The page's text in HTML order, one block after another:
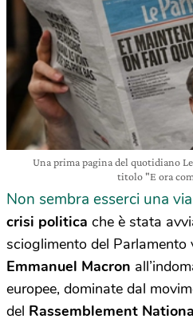
Una prima pagina del quotidiano
titolo "E ora
Non sembra esserci una
crisi politica che è stata
scioglimento del Parlamento
Emmanuel Macron
europee, dominate dal
del Rassemblement